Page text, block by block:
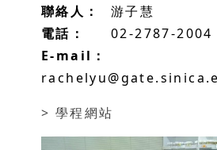
聯絡人：
游子慧
電話：
02-2787-2004
E-mail：
> 學程網站